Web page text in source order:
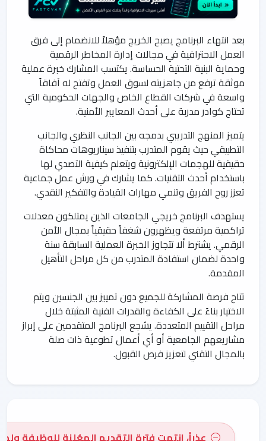
بعد انتهاء البرنامج يصبح الخريج مؤهلاً للانضمام إلى فرق
العمل الاحترافية في مجالات إدارة المخاطر الرقمية
وحماية البنية التحتية الحساسة. يكتسب المشارك خبرة عملية
موثقة ترفع من جاهزيته لسوق العمل وتفتح له آفاقاً
واسعة في شركات القطاع الخاص والجهات الحكومية التي
تحتاج كوادر مدربة على أحدث المعايير الأمنية.
يتميز المنهج التدريبي بدمجه بين الجانب النظري والجانب
التطبيقي حيث يقوم المتدرب بتنفيذ سيناريوهات محاكاة
حقيقية للهجمات الإلكترونية ويتعلم كيفية التصدي لها
باستخدام أحدث التقنيات. كما يشارك في ورش عمل جماعية
تعزز روح الفريق وتنمي مهارات القيادة والتفكير النقدي.
يستهدف البرنامج خريجي الجامعات الذين يمتلكون معدلات
تراكمية مرتفعة ويظهرون شغفاً حقيقياً بمجال الأمن
الرقمي. يشترط ألا تتجاوز الخبرة العملية السابقة سنة
واحدة لضمان استفادة المتدرب من كل مراحل التأهيل
المقدمة.
تتاح فرصة المشاركة للجميع دون تمييز بين الجنسين ويتم
الاختيار بناءً على الكفاءة والقدرات الفنية المثبتة خلال
مراحل التقييم المتعددة. يشجع البرنامج المتقدمين على إبراز
مشاريعهم الجامعية أو أي أعمال تطوعية ذات صلة
بالمجال التقني لتعزيز فرص القبول.
عذراً، انتهت فترة التقديم المعُلنة للوظيفة